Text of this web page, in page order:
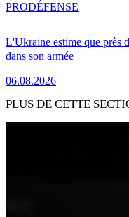
L'Ukraine estime que près
dans son armée
06.08.2026
PRODÉFENSE
PLUS DE CETTE